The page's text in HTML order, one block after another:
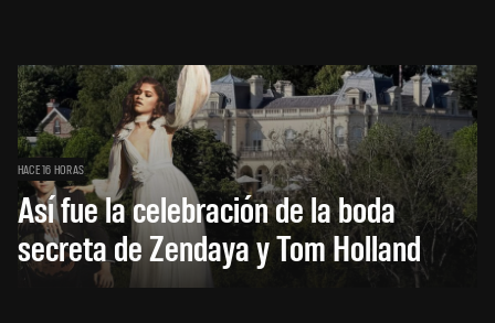
HACE 16 HORAS
Así fue la celebración de la boda
secreta de Zendaya y Tom Holland